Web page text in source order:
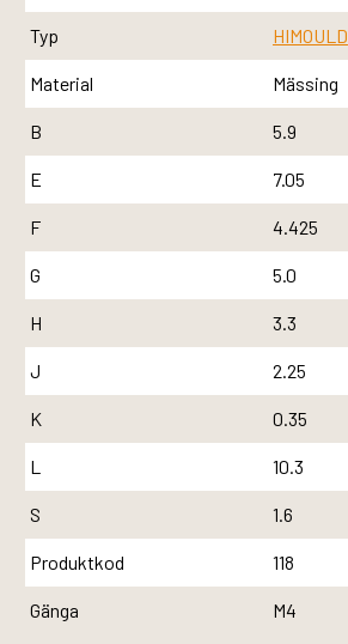
Typ HIMOULD
Material Mässing
B 5.9
E 7.05
F 4.425
G 5.0
H 3.3
J 2.25
K 0.35
L 10.3
S 1.6
Produktkod 118
Gänga M4